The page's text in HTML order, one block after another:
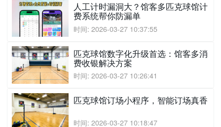
人工计时漏洞大？馆客多匹克球馆计
费系统帮你防漏单
时间: 2026-03-27 10:37:55
匹克球馆数字化升级首选：馆客多消
费收银解决方案
时间: 2026-03-27 10:26:41
匹克球馆订场小程序，智能订场真香
时间: 2026-03-27 10:18:47